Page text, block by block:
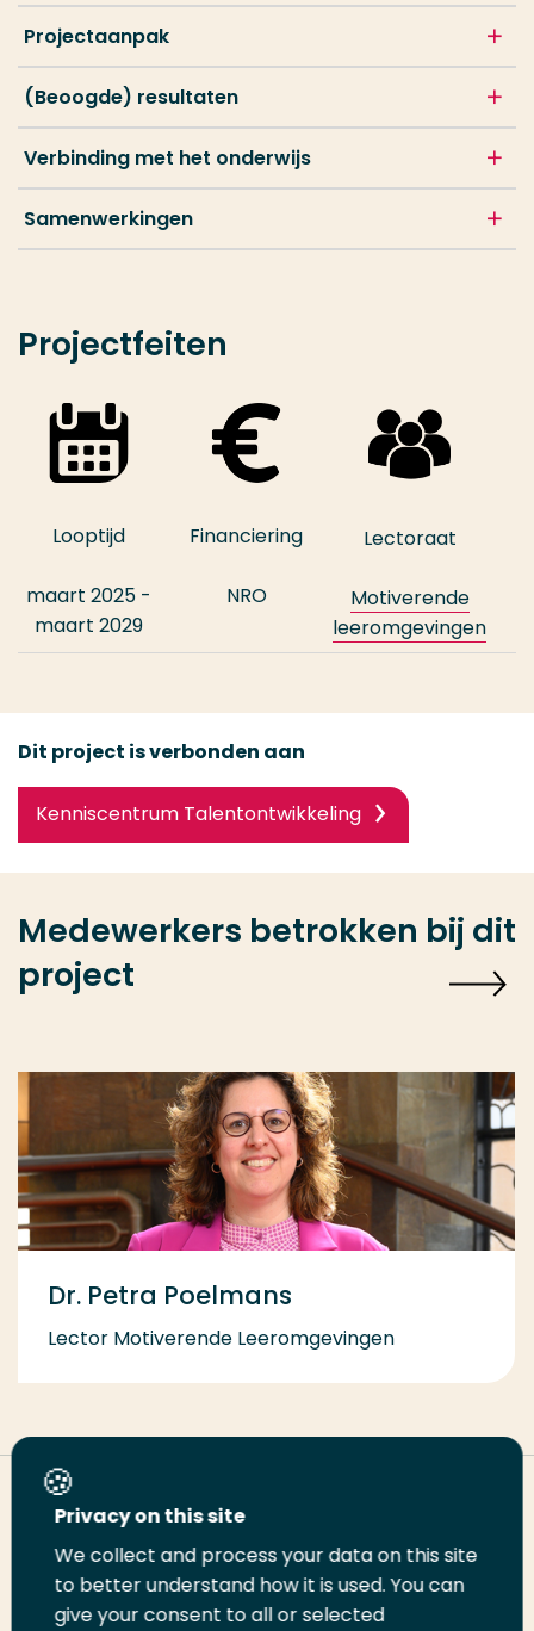
Projectaanpak
(Beoogde) resultaten
Verbinding met het onderwijs
Samenwerkingen
Projectfeiten
Looptijd
maart 2025 -
maart 2029
Financiering
NRO
Lectoraat
Motiverende
leeromgevingen
Dit project is verbonden aan
Kenniscentrum Talentontwikkeling
Medewerkers betrokken bij dit
project
Dr. Petra Poelmans
Lector Motiverende Leeromgevingen
Deel deze pagina
DeelDeelDeelEmailPrint
Privacy on this site
We collect and process your data on this site
to better understand how it is used. You can
give your consent to all or selected